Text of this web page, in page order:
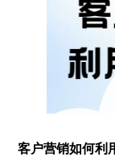
客户营销如何利